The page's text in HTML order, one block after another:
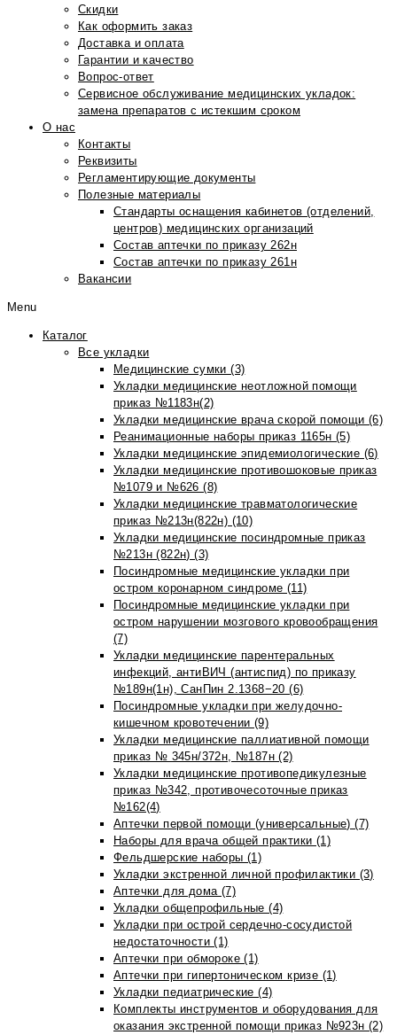
Скидки
Как оформить заказ
Доставка и оплата
Гарантии и качество
Вопрос-ответ
Сервисное обслуживание медицинских укладок:
замена препаратов с истекшим сроком
О нас
Контакты
Реквизиты
Регламентирующие документы
Полезные материалы
Стандарты оснащения кабинетов (отделений,
центров) медицинских организаций
Состав аптечки по приказу 262н
Состав аптечки по приказу 261н
Вакансии
Menu
Каталог
Все укладки
Медицинские сумки (3)
Укладки медицинские неотложной помощи
приказ №1183н(2)
Укладки медицинские врача скорой помощи (6)
Реанимационные наборы приказ 1165н (5)
Укладки медицинские эпидемиологические (6)
Укладки медицинские противошоковые приказ
№1079 и №626 (8)
Укладки медицинские травматологические
приказ №213н(822н) (10)
Укладки медицинские посиндромные приказ
№213н (822н) (3)
Посиндромные медицинские укладки при
остром коронарном синдроме (11)
Посиндромные медицинские укладки при
остром нарушении мозгового кровообращения
(7)
Укладки медицинские парентеральных
инфекций, антиВИЧ (антиспид) по приказу
№189н(1н), СанПин 2.1368−20 (6)
Посиндромные укладки при желудочно-
кишечном кровотечении (9)
Укладки медицинские паллиативной помощи
приказ № 345н/372н, №187н (2)
Укладки медицинские противопедикулезные
приказ №342, противочесоточные приказ
№162(4)
Аптечки первой помощи (универсальные) (7)
Наборы для врача общей практики (1)
Фельдшерские наборы (1)
Укладки экстренной личной профилактики (3)
Аптечки для дома (7)
Укладки общепрофильные (4)
Укладки при острой сердечно-сосудистой
недостаточности (1)
Аптечки при обмороке (1)
Аптечки при гипертоническом кризе (1)
Укладки педиатрические (4)
Комплекты инструментов и оборудования для
оказания экстренной помощи приказ №923н (2)